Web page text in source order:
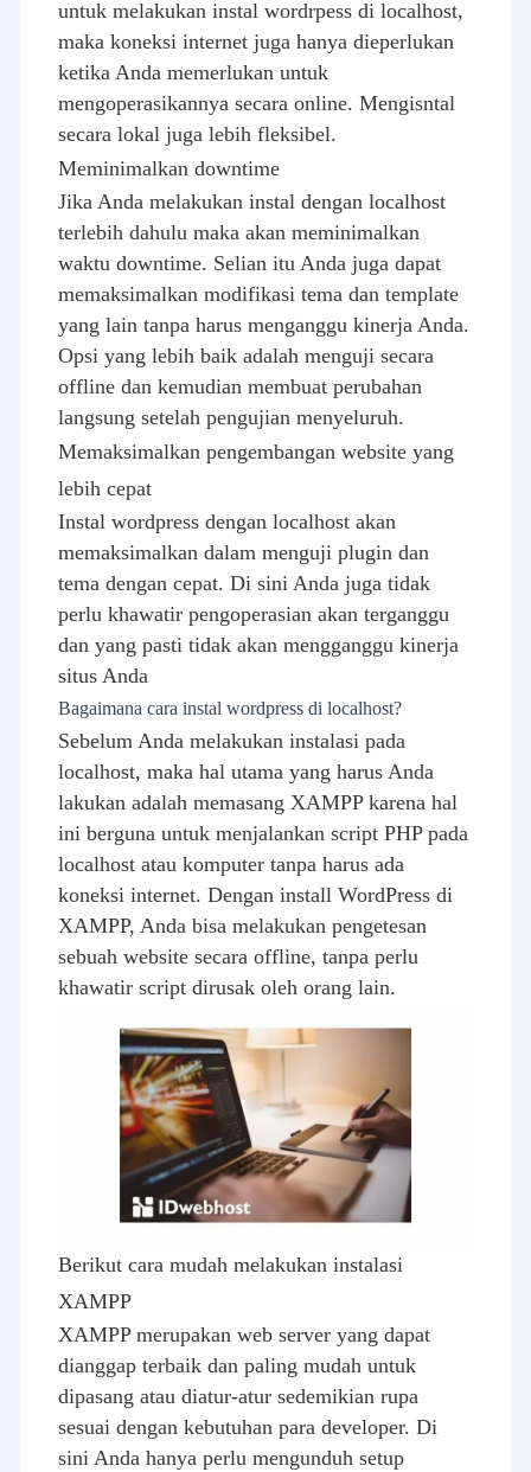
untuk melakukan instal wordrpess di localhost,
maka koneksi internet juga hanya dieperlukan
ketika Anda memerlukan untuk
mengoperasikannya secara online. Mengisntal
secara lokal juga lebih fleksibel.
Meminimalkan downtime
Jika Anda melakukan instal dengan localhost
terlebih dahulu maka akan meminimalkan
waktu downtime. Selian itu Anda juga dapat
memaksimalkan modifikasi tema dan template
yang lain tanpa harus menganggu kinerja Anda.
Opsi yang lebih baik adalah menguji secara
offline dan kemudian membuat perubahan
langsung setelah pengujian menyeluruh.
Memaksimalkan pengembangan website yang
lebih cepat
Instal wordpress dengan localhost akan
memaksimalkan dalam menguji plugin dan
tema dengan cepat. Di sini Anda juga tidak
perlu khawatir pengoperasian akan terganggu
dan yang pasti tidak akan mengganggu kinerja
situs Anda
Bagaimana cara instal wordpress di localhost?
Sebelum Anda melakukan instalasi pada
localhost, maka hal utama yang harus Anda
lakukan adalah memasang XAMPP karena hal
ini berguna untuk menjalankan script PHP pada
localhost atau komputer tanpa harus ada
koneksi internet. Dengan install WordPress di
XAMPP, Anda bisa melakukan pengetesan
sebuah website secara offline, tanpa perlu
khawatir script dirusak oleh orang lain.
Berikut cara mudah melakukan instalasi
XAMPP
XAMPP merupakan web server yang dapat
dianggap terbaik dan paling mudah untuk
dipasang atau diatur-atur sedemikian rupa
sesuai dengan kebutuhan para developer. Di
sini Anda hanya perlu mengunduh setup